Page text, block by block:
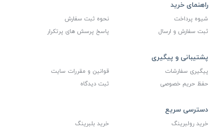
راهنمای خرید
شیوه پرداخت
نحوه ثبت سفارش
ثبت سفارش و ارسال
پاسخ پرسش های پرتکرار
پشتیبانی و پیگیری
پیگیری سفارشات
قوانین و مقررات سایت
حفظ حریم خصوصی
ثبت دیدگاه
دسترسی سریع
خرید رولبرینگ
خرید بلبرینگ